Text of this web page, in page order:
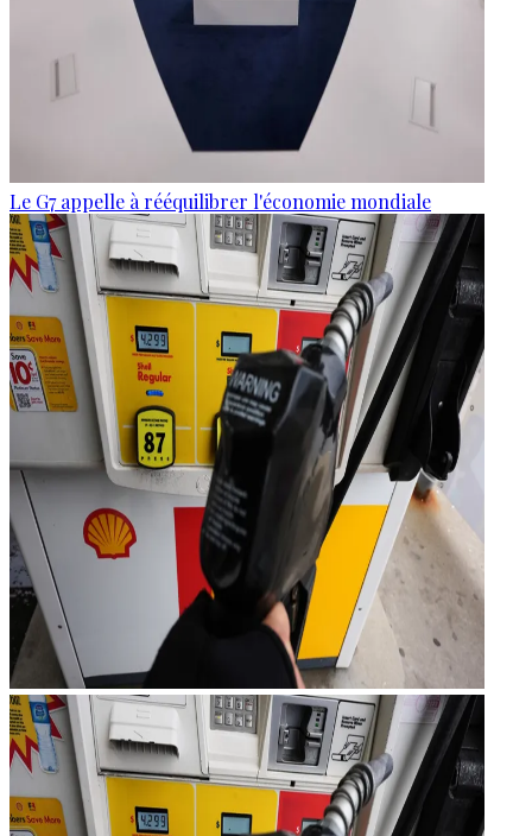
Le G7 appelle à rééquilibrer l'économie mondiale